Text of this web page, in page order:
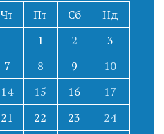
Чт Пт Сб
Нд
1
2
3
7 8 9
10
14 15 16
17
21 22 23
24